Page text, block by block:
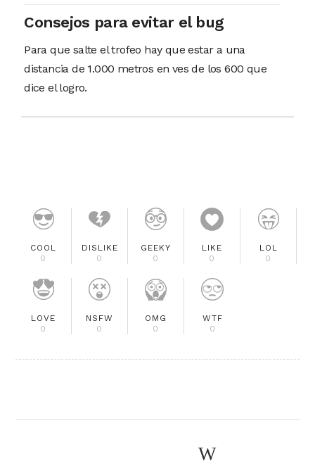
Consejos para evitar el bug
Para que salte el trofeo hay que estar a una
distancia de 1.000 metros en ves de los 600 que
dice el logro.
COOL
0
DISLIKE
0
GEEKY
0
LIKE
0
LOL
0
LOVE
0
NSFW
0
OMG
0
WTF
0